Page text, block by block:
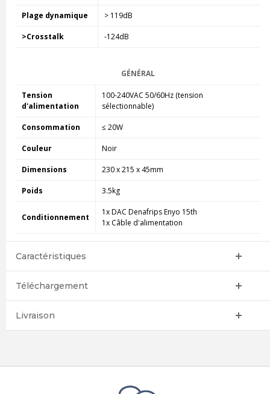
Plage dynamique > 119dB
>Crosstalk -124dB
GÉNÉRAL
Tension
d'alimentation
100-240VAC 50/60Hz (tension
sélectionnable)
Consommation ≤ 20W
Couleur Noir
Dimensions 230 x 215 x 45mm
Poids 3.5kg
Conditionnement
1x DAC Denafrips Enyo 15th
1x Câble d'alimentation
Caractéristiques
Téléchargement
Livraison